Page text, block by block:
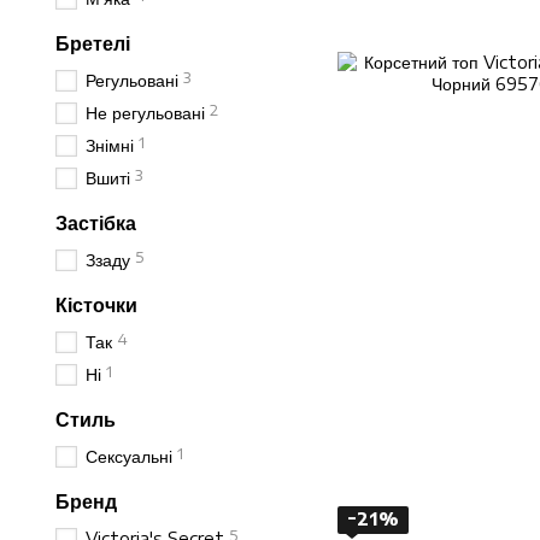
−21%
Бретелі
Регульовані 3
Не регульовані 2
Знімні 1
Вшиті 3
Застібка
Ззаду 5
Кісточки
Так 4
Ні 1
Стиль
Сексуальні 1
Бренд
5